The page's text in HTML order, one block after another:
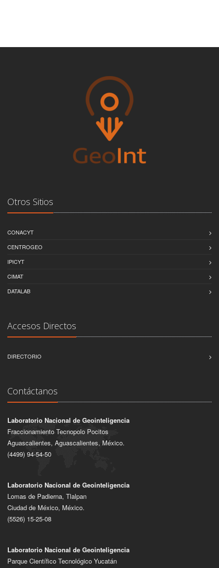
Otros Sitios
CONACYT
CENTROGEO
IPICYT
CIMAT
DATALAB
Accesos Directos
DIRECTORIO
Contáctanos
Laboratorio Nacional de Geointeligencia
Fraccionamiento Tecnopolo Pocitos
Aguascalientes, Aguascalientes, México.
(4499) 94-54-50
Laboratorio Nacional de Geointeligencia
Lomas de Padierna, Tlalpan
Ciudad de México, México.
(5526) 15-25-08
Laboratorio Nacional de Geointeligencia
Parque Científico Tecnológico Yucatán